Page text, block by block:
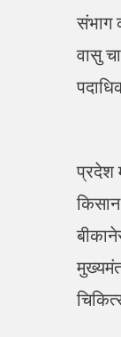
संभाग
वासु
प्रदेश